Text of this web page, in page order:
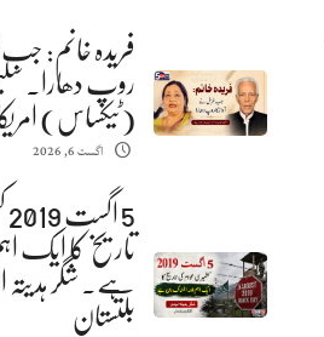
فریدہ خانم:
روپ دھارا.
(ٹیکساس)
اگست 6, 2026
تاریخ کا ایک
ہے. شگر
بلتستان